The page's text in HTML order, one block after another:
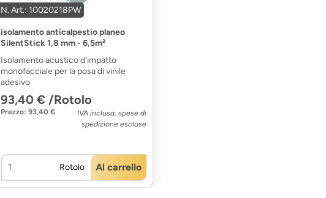
N. Art.: 10020218PW
isolamento anticalpestio planeo
SilentStick 1,8 mm - 6,5m²
Isolamento acustico d'impatto
monofacciale per la posa di vinile
adesivo
93,40 € /Rotolo
Prezzo: 93,40 €
IVA inclusa, spese di
spedizione escluse
Rotolo Al carrello